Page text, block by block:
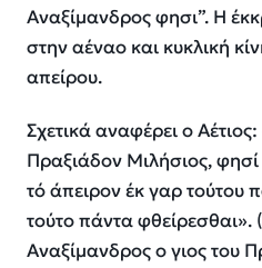
Αναξίμανδρος φησι”. Η
στην αέναο και κυκλική
απείρου.
Σχετικά αναφέρει ο
Πραξιάδον Μιλήσιος,
τό άπειρον έκ γαρ τούτου
τούτο πάντα
Αναξίμανδρος ο γιος του